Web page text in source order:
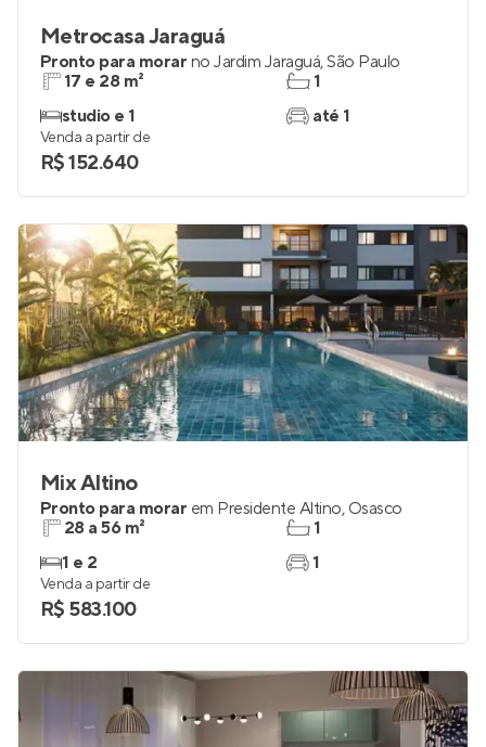
Metrocasa Jaraguá
Pronto para morar no Jardim Jaraguá,São Paulo
17 e 28 m²
studio e 1
1
até 1
Venda a partir de
R$ 152.640
Mix Altino
Pronto para morar em Presidente Altino, Osasco
28 a 56 m²
1 e 2
1
1
Venda a partir de
R$ 583.100